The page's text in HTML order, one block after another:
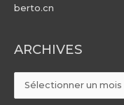
berto.cn
ARCHIVES
ARCHIVES